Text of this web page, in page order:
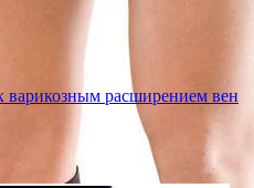
варикозным расширением вен